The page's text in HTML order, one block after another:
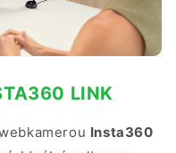
LINK
Insta360